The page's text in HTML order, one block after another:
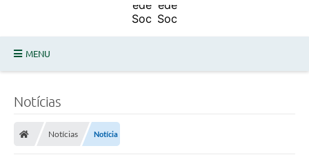
MENU
Nota Fiscal Eletrônica
Notícias
Notícias Notícia